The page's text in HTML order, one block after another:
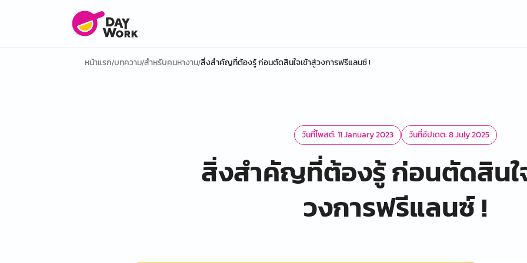
หน้าแรก/บทความ/สำหรับคนหางาน/สิ่งสำคัญที่ต้องรู้ ก่อนตัดสินใจเข้าสู่วงการฟรีแลนซ์ !
วันที่โพสต์: 11 January 2023 วันที่อัปเดต: 8 July 2025
สิ่งสำคัญที่ต้องรู้ ก่อนตัดสินใ
วงการฟรีแลนซ์ !